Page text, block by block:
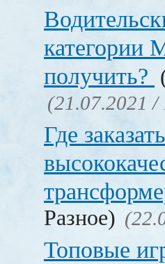
категории
получить?
(21.07.2021 /
Где заказать
Разное)
Топовые